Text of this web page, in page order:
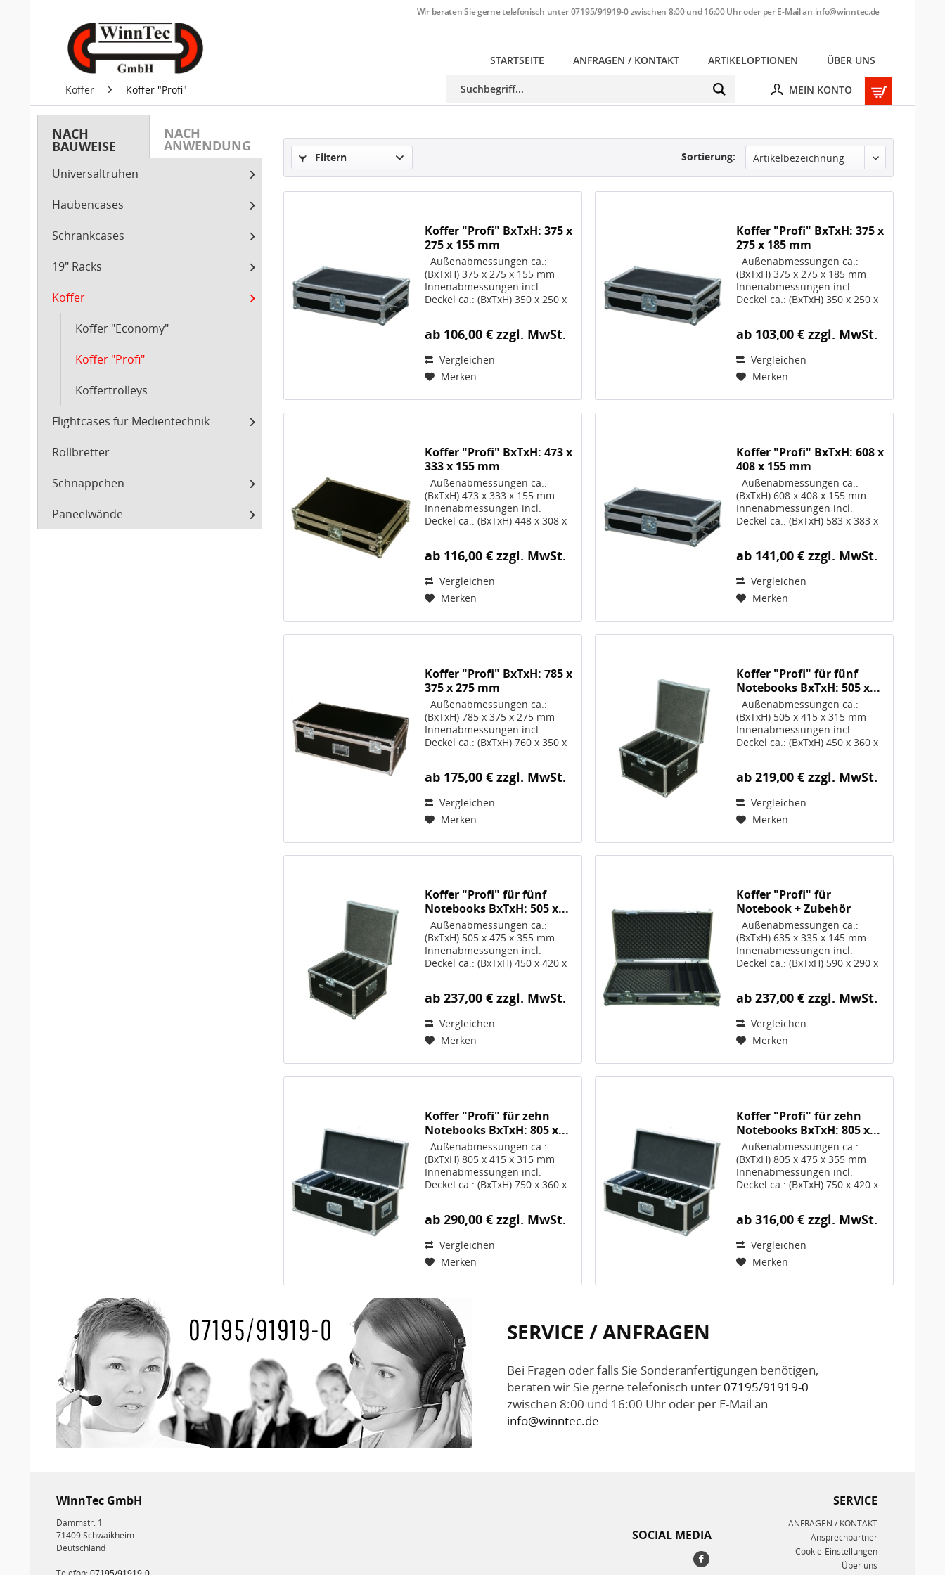
Wir beraten Sie gerne telefonisch unter07195/91919-0zwischen 8:00 und 16:00 Uhr oder per E-Mail an info@winntec.de
STARTSEITE ANFRAGEN / KONTAKT ARTIKELOPTIONEN ÜBER UNS
MEIN KONTO
NACH
BAUWEISE
NACH
ANWENDUNG
Universaltruhen
Haubencases
Schrankcases
19" Racks
Koffer
Koffer "Economy"
Koffer "Profi"
Koffertrolleys
Flightcases für Medientechnik
Rollbretter
Schnäppchen
Paneelwände
Koffer Koffer "Profi"
Filtern Sortierung:
Koffer "Profi" BxTxH: 375 x
275 x 155 mm
Außenabmessungen ca.:
(BxTxH) 375 x 275 x 155 mm
Innenabmessungen incl.
Deckel ca.: (BxTxH) 350 x 250 x
sich ggf. bei gewählten
Gewicht ca. 3,0 kg, Artikel-Nr.
10094...
ab 106,00 € zzgl. MwSt.
Vergleichen
Merken
Koffer "Profi" BxTxH: 375 x
275 x 185 mm
Außenabmessungen ca.:
(BxTxH) 375 x 275 x 185 mm
Innenabmessungen incl.
Deckel ca.: (BxTxH) 350 x 250 x
sich ggf. bei gewählten
Gewicht ca. 3,2 kg, Artikel-Nr.
10130...
ab 103,00 € zzgl. MwSt.
Vergleichen
Merken
Koffer "Profi" BxTxH: 473 x
333 x 155 mm
Außenabmessungen ca.:
(BxTxH) 473 x 333 x 155 mm
Innenabmessungen incl.
Deckel ca.: (BxTxH) 448 x 308 x
sich ggf. bei gewählten
Gewicht ca. 3,9 kg, Artikel-Nr.
10131...
ab 116,00 € zzgl. MwSt.
Vergleichen
Merken
Koffer "Profi" BxTxH: 608 x
408 x 155 mm
Außenabmessungen ca.:
(BxTxH) 608 x 408 x 155 mm
Innenabmessungen incl.
Deckel ca.: (BxTxH) 583 x 383 x
sich ggf. bei gewählten
Gewicht ca. 5,2 kg, Artikel-Nr.
10093...
ab 141,00 € zzgl. MwSt.
Vergleichen
Merken
Koffer "Profi" BxTxH: 785 x
375 x 275 mm
Außenabmessungen ca.:
(BxTxH) 785 x 375 x 275 mm
Innenabmessungen incl.
Deckel ca.: (BxTxH) 760 x 350 x
sich ggf. bei gewählten
Gewicht ca. 8,6 kg, Artikel-Nr.
10096...
ab 175,00 € zzgl. MwSt.
Vergleichen
Merken
Koffer "Profi" für fünf
Notebooks BxTxH: 505 x...
Außenabmessungen ca.:
(BxTxH) 505 x 415 x 315 mm
Innenabmessungen incl.
Deckel ca.: (BxTxH) 450 x 360 x
sich ggf. bei gewählten
Gewicht ca. 9,6 kg, Artikel-Nr.
10145...
ab 219,00 € zzgl. MwSt.
Vergleichen
Merken
Koffer "Profi" für fünf
Notebooks BxTxH: 505 x...
Außenabmessungen ca.:
(BxTxH) 505 x 475 x 355 mm
Innenabmessungen incl.
Deckel ca.: (BxTxH) 450 x 420 x
sich ggf. bei gewählten
Gewicht ca. 11,3 kg, Artikel-
Nr....
ab 237,00 € zzgl. MwSt.
Vergleichen
Merken
Koffer "Profi" für
Notebook + Zubehör
BxTxH:...
Außenabmessungen ca.:
(BxTxH) 635 x 335 x 145 mm
Innenabmessungen incl.
Deckel ca.: (BxTxH) 590 x 290 x
sich ggf. bei gewählten
Gewicht ca. 5,3 kg, Artikel-Nr.
10171...
ab 237,00 € zzgl. MwSt.
Vergleichen
Merken
Koffer "Profi" für zehn
Notebooks BxTxH: 805 x...
Außenabmessungen ca.:
(BxTxH) 805 x 415 x 315 mm
Innenabmessungen incl.
Deckel ca.: (BxTxH) 750 x 360 x
sich ggf. bei gewählten
Gewicht ca. 15,0 kg, Artikel-
Nr....
ab 290,00 € zzgl. MwSt.
Vergleichen
Merken
Koffer "Profi" für zehn
Notebooks BxTxH: 805 x...
Außenabmessungen ca.:
(BxTxH) 805 x 475 x 355 mm
Innenabmessungen incl.
Deckel ca.: (BxTxH) 750 x 420 x
sich ggf. bei gewählten
Gewicht ca. 17,8 kg, Artikel-
Nr....
ab 316,00 € zzgl. MwSt.
Vergleichen
Merken
SERVICE / ANFRAGEN
Bei Fragen oder falls Sie Sonderanfertigungen benötigen,
beraten wir Sie gerne telefonisch unter07195/91919-0
zwischen 8:00 und 16:00 Uhr oder per E-Mail an
info@winntec.de
WinnTec GmbH
Dammstr. 1
71409 Schwaikheim
Deutschland
SOCIAL MEDIA
SERVICE
ANFRAGEN / KONTAKT
Ansprechpartner
Cookie-Einstellungen
Über uns